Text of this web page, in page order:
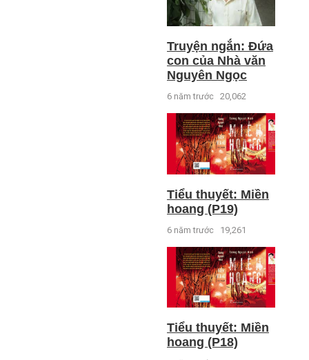
Truyện ngắn: Đứa
con của Nhà văn
Nguyên Ngọc
6 năm trước 20,062
Tiểu thuyết: Miền
hoang (P19)
6 năm trước 19,261
Tiểu thuyết: Miền
hoang (P18)